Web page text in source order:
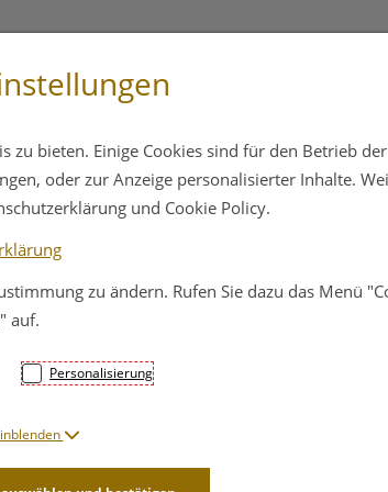
Hartkapseln
7,35 EUR
bieten. Einige Cookies sind für den Betrieb
oder zur Anzeige personalisierter Inhalte.
und Cookie Policy.
zu ändern. Rufen Sie dazu das Menü
auf.
Personalisierung